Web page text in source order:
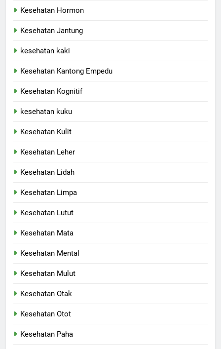
Kesehatan Hormon
Kesehatan Jantung
kesehatan kaki
Kesehatan Kantong Empedu
Kesehatan Kognitif
kesehatan kuku
Kesehatan Kulit
Kesehatan Leher
Kesehatan Lidah
Kesehatan Limpa
Kesehatan Lutut
Kesehatan Mata
Kesehatan Mental
Kesehatan Mulut
Kesehatan Otak
Kesehatan Otot
Kesehatan Paha